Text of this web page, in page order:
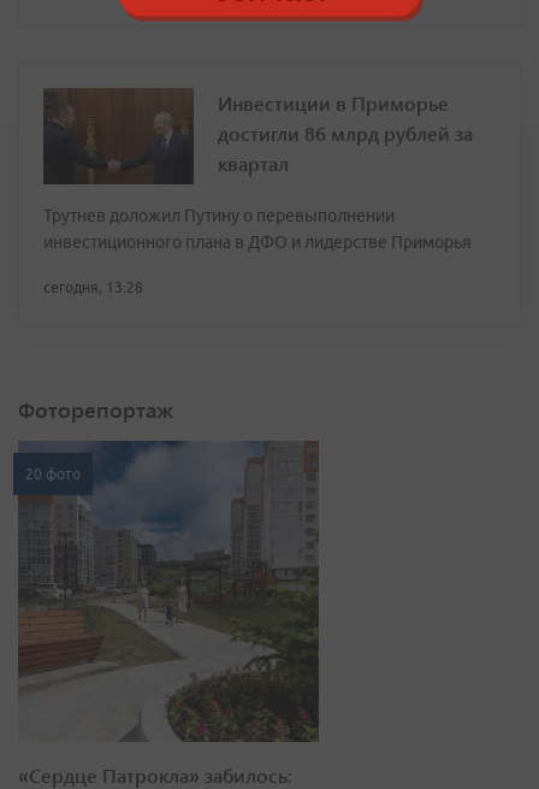
Инвестиции в Приморье
достигли 86 млрд рублей за
квартал
Трутнев доложил Путину о перевыполнении
инвестиционного плана в ДФО и лидерстве Приморья
сегодня, 13:28
Фоторепортаж
20 фото
«Сердце Патрокла» забилось: